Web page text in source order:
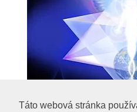
Táto webová stránka